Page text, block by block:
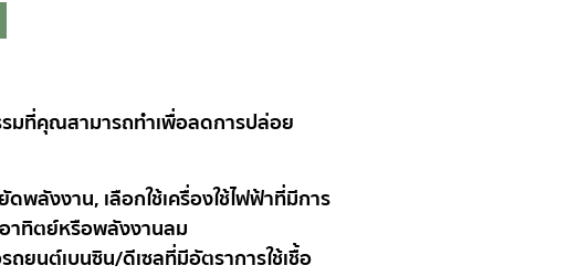
มที่คุณสามารถทำเพื่อลดการปล่อย
พลังงาน, เลือกใช้เครื่องใช้ไฟฟ้าที่มีการ
อาทิตย์หรือพลังงานลม
ยนต์เบนซิน/ดีเซลที่มีอัตราการใช้เชื้อ